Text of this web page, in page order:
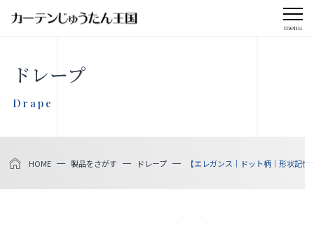
menu
お知らせ
ドレープ
Drape
HOME 製品をさがす ドレープ 【エレガンス｜ドット柄｜形状記